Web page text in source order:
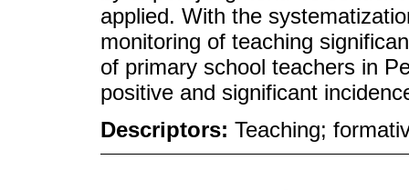
applied. With the
monitoring of teaching
of primary school teachers in
positive and significant
Descriptors: Teaching;